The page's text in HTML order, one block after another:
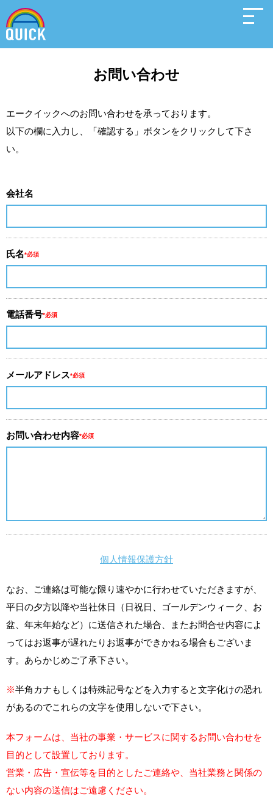
お問い合わせ
エークイックへのお問い合わせを承っております。
以下の欄に入力し、「確認する」ボタンをクリックして下さ
い。
会社名
氏名*必須
電話番号*必須
メールアドレス*必須
お問い合わせ内容*必須
個人情報保護方針
なお、ご連絡は可能な限り速やかに行わせていただきますが、
平日の夕方以降や当社休日（日祝日、ゴールデンウィーク、お
盆、年末年始など）に送信された場合、またお問合せ内容によ
ってはお返事が遅れたりお返事ができかねる場合もございま
す。あらかじめご了承下さい。
※半角カナもしくは特殊記号などを入力すると文字化けの恐れ
があるのでこれらの文字を使用しないで下さい。
本フォームは、当社の事業・サービスに関するお問い合わせを
目的として設置しております。
営業・広告・宣伝等を目的としたご連絡や、当社業務と関係の
ない内容の送信はご遠慮ください。